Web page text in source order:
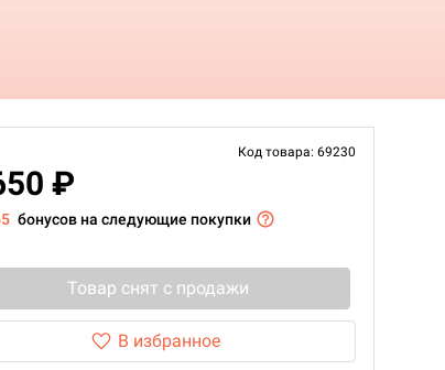
Код товара: 69230
₽
бонусов на следующие покупки
Товар снят с продажи
В избранное